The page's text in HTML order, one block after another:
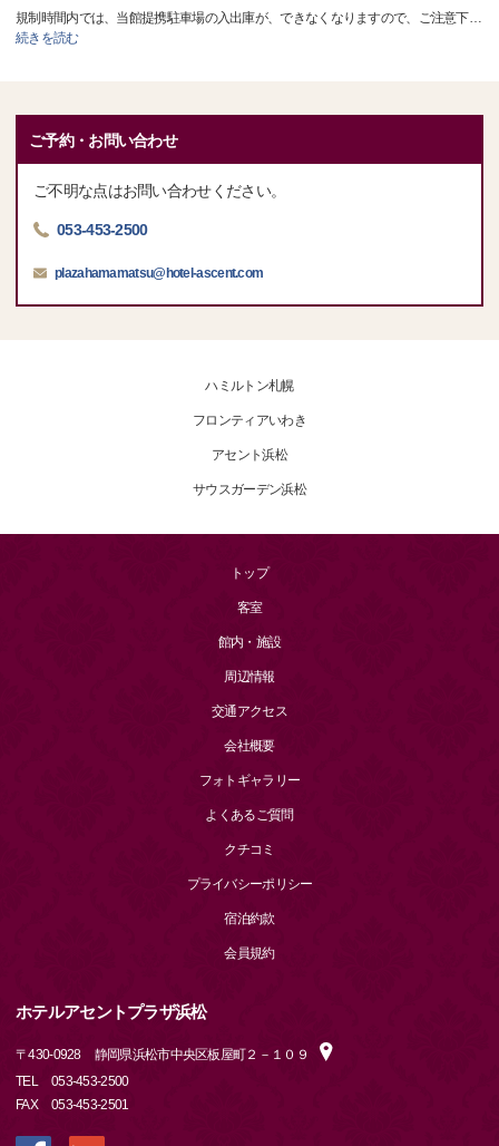
規制時間内では、当館提携駐車場の入出庫が、できなくなりますので、ご注意下…
続きを読む
ご予約・お問い合わせ
ご不明な点はお問い合わせください。
053-453-2500
plazahamamatsu@hotel-ascent.com
ハミルトン札幌
フロンティアいわき
アセント浜松
サウスガーデン浜松
トップ
客室
館内・施設
周辺情報
交通アクセス
会社概要
フォトギャラリー
よくあるご質問
クチコミ
プライバシーポリシー
宿泊約款
会員規約
ホテルアセントプラザ浜松
〒430-0928
静岡県浜松市中央区板屋町２－１０９
TEL
053-453-2500
FAX
053-453-2501